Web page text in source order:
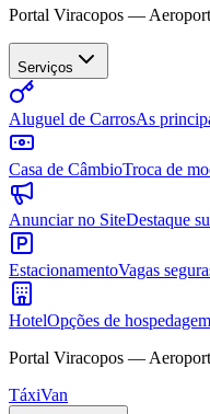
Portal Viracopos —
Serviços
Aluguel de CarrosAs
Casa de CâmbioTroca de
Anunciar no SiteDestaque
EstacionamentoVagas
HotelOpções de
Portal Viracopos —
TáxiVan